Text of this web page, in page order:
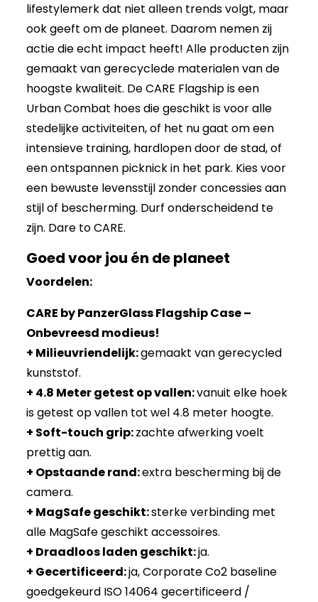
lifestylemerk dat niet alleen trends volgt, maar
ook geeft om de planeet. Daarom nemen zij
actie die echt impact heeft! Alle producten zijn
gemaakt van gerecyclede materialen van de
hoogste kwaliteit. De CARE Flagship is een
Urban Combat hoes die geschikt is voor alle
stedelijke activiteiten, of het nu gaat om een
intensieve training, hardlopen door de stad, of
een ontspannen picknick in het park. Kies voor
een bewuste levensstijl zonder concessies aan
stijl of bescherming. Durf onderscheidend te
zijn. Dare to CARE.
Goed voor jou én de planeet
Voordelen:
CARE by PanzerGlass Flagship Case –
Onbevreesd modieus!
+ Milieuvriendelijk:gemaakt van gerecycled
kunststof.
+ 4.8 Meter getest op vallen:vanuit elke hoek
is getest op vallen tot wel 4.8 meter hoogte.
+ Soft-touch grip:zachte afwerking voelt
prettig aan.
+ Opstaande rand:extra bescherming bij de
camera.
+ MagSafe geschikt:sterke verbinding met
alle MagSafe geschikt accessoires.
+ Draadloos laden geschikt:ja.
+ Gecertificeerd:ja, Corporate Co2 baseline
goedgekeurd ISO 14064 gecertificeerd /